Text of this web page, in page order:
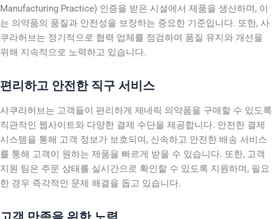
Manufacturing Practice) 인증을 받은 시설에서 제품을 생산하며, 이
는 의약품의 품질과 안전성을 보장하는 중요한 기준입니다. 또한, 사
쿠라허브는 정기적으로 협력 업체를 점검하여 품질 유지와 개선을
위해 지속적으로 노력하고 있습니다.
편리하고 안전한 직구 서비스
사쿠라허브는 고객들이 편리하게 제네릭 의약품을 구매할 수 있도록
직관적인 웹사이트와 다양한 결제 수단을 제공합니다. 안전한 결제
시스템을 통해 고객 정보가 보호되며, 신속하고 안전한 배송 서비스
를 통해 고객이 원하는 제품을 빠르게 받을 수 있습니다. 또한, 고객
지원 팀은 주문 상태를 실시간으로 확인할 수 있도록 지원하며, 필요
한 경우 즉각적인 문제 해결을 돕고 있습니다.